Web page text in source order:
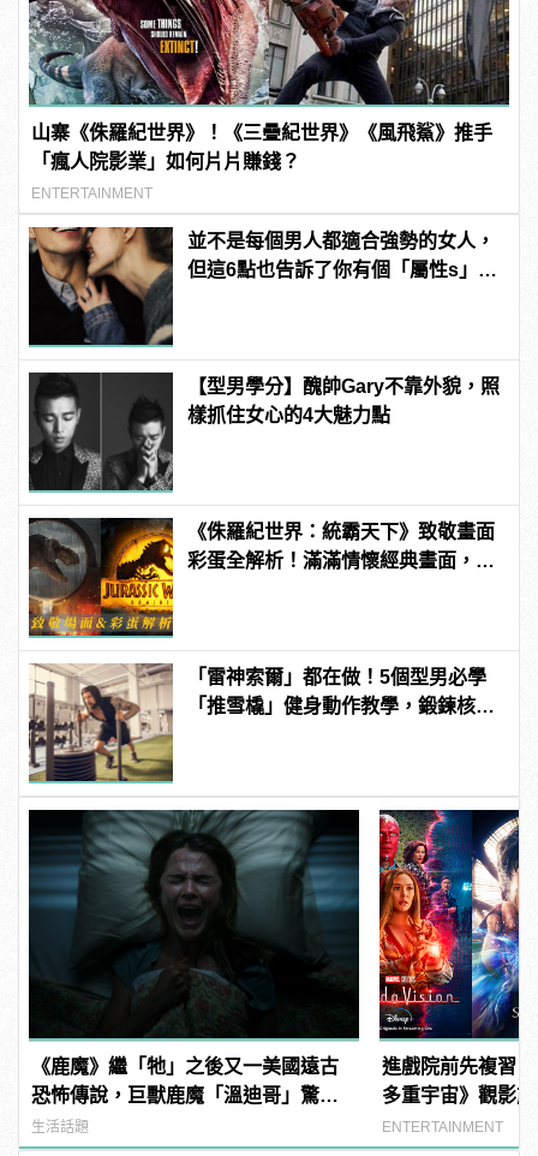
山寨《侏羅紀世界》！《三疊紀世界》《風飛鯊》推手
「瘋人院影業」如何片片賺錢？
ENTERTAINMENT
並不是每個男人都適合強勢的女人，
但這6點也告訴了你有個「屬性s」的
【型男學分】醜帥Gary不靠外貌，照
樣抓住女心的4大魅力點
《侏羅紀世界：統霸天下》致敬畫面
彩蛋全解析！滿滿情懷經典畫面，老
「雷神索爾」都在做！5個型男必學
「推雪橇」健身動作教學，鍛鍊核心
《鹿魔》繼「牠」之後又一美國遠古
恐怖傳說，巨獸鹿魔「溫迪哥」驚嚇
現身！ | manfashion這樣變型男
生活話題
進戲院前先複習
多重宇宙》觀影
影、影集整理
ENTERTAINMENT